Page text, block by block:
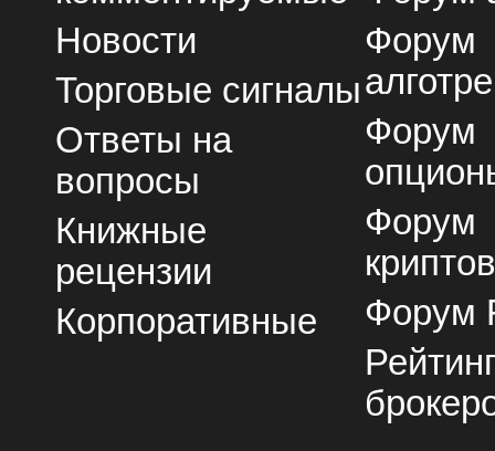
Новости
Торговые сигналы
Ответы на
вопросы
Книжные
рецензии
Корпоративные
Форум
Форум
Форум
Форум